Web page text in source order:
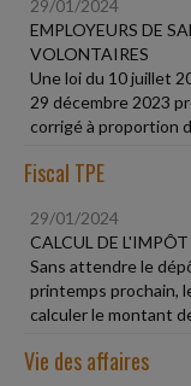
29/01/2024
EMPLOYEURS DE
VOLONTAIRES
Une loi du 10 juillet
29 décembre 2023
corrigé à proportion
Fiscal TPE
29/01/2024
CALCUL DE
Sans attendre le
printemps prochain,
calculer le montant
Vie des affaires